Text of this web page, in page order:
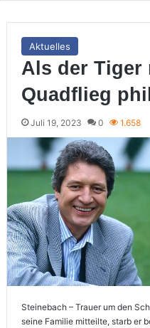
Aktuelles
Als der Tiger
Quadflieg
Juli 19, 2023 0 1.658
Steinebach – Trauer um den
seine Familie mitteilte, starb er